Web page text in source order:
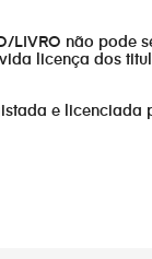
LIVRO não pode
licença dos
e licenciada